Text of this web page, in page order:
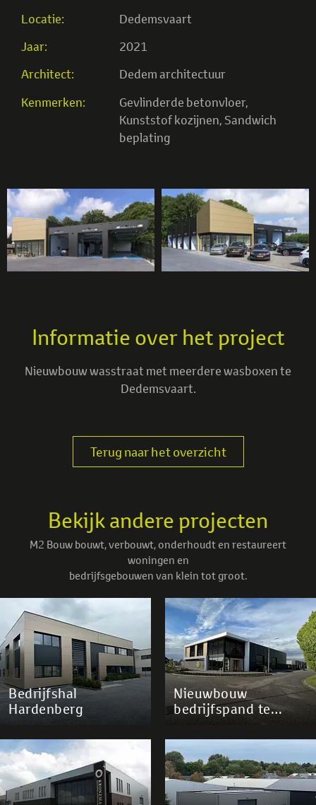
Locatie:
Dedemsvaart
Jaar:
2021
Architect:
Dedem architectuur
Kenmerken:
Gevlinderde betonvloer,
Kunststof kozijnen, Sandwich
beplating
Informatie over het project
Nieuwbouw wasstraat met meerdere wasboxen te
Dedemsvaart.
Terug naar het overzicht
Bekijk andere projecten
M2 Bouw bouwt, verbouwt, onderhoudt en restaureert
woningen en
bedrijfsgebouwen van klein tot groot.
Bedrijfshal
Hardenberg
Nieuwbouw
bedrijfspand te
Dedemsvaart